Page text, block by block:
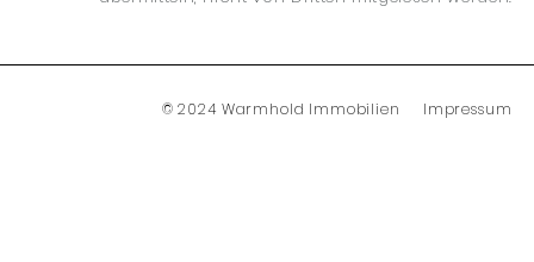
© 2024 Warmhold Immobilien Impressum